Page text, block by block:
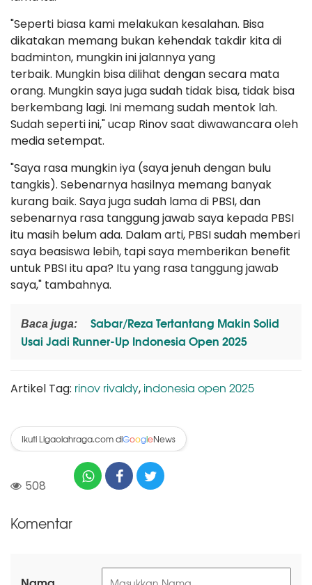
"Seperti biasa kami melakukan kesalahan. Bisa
dikatakan memang bukan kehendak takdir kita di
badminton, mungkin ini jalannya yang
terbaik. Mungkin bisa dilihat dengan secara mata
orang. Mungkin saya juga sudah tidak bisa, tidak bisa
berkembang lagi. Ini memang sudah mentok lah.
Sudah seperti ini," ucap Rinov saat diwawancara oleh
media setempat.
"Saya rasa mungkin iya (saya jenuh dengan bulu
tangkis). Sebenarnya hasilnya memang banyak
kurang baik. Saya juga sudah lama di PBSI, dan
sebenarnya rasa tanggung jawab saya kepada PBSI
itu masih belum ada. Dalam arti, PBSI sudah memberi
saya beasiswa lebih, tapi saya memberikan benefit
untuk PBSI itu apa? Itu yang rasa tanggung jawab
saya," tambahnya.
Baca juga:
Sabar/Reza Tertantang Makin Solid
Usai Jadi Runner-Up Indonesia Open 2025
Artikel Tag: rinov rivaldy, indonesia open 2025
Ikuti Ligaolahraga.com diGoogleNews
508
Komentar